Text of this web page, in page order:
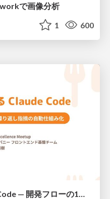
で画像分析
1 600
使いながら育てる Claude Code — 開発フローの1コマンド化 × 繰り返し指摘の自動仕組み化